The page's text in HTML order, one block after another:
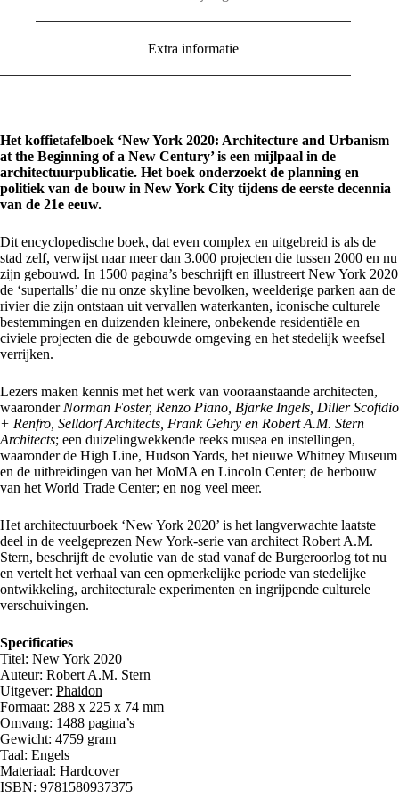
Extra informatie
Het koffietafelboek ‘New York 2020: Architecture and Urbanism
at the Beginning of a New Century’ is een mijlpaal in de
architectuurpublicatie. Het boek onderzoekt de planning en
politiek van de bouw in New York City tijdens de eerste decennia
van de 21e eeuw.
Dit encyclopedische boek, dat even complex en uitgebreid is als de
stad zelf, verwijst naar meer dan 3.000 projecten die tussen 2000 en nu
zijn gebouwd. In 1500 pagina’s beschrijft en illustreert New York 2020
de ‘supertalls’ die nu onze skyline bevolken, weelderige parken aan de
rivier die zijn ontstaan uit vervallen waterkanten, iconische culturele
bestemmingen en duizenden kleinere, onbekende residentiële en
civiele projecten die de gebouwde omgeving en het stedelijk weefsel
verrijken.
Lezers maken kennis met het werk van vooraanstaande architecten,
waaronder Norman Foster, Renzo Piano, Bjarke Ingels, Diller Scofidio
+ Renfro, Selldorf Architects, Frank Gehry en Robert A.M. Stern
Architects; een duizelingwekkende reeks musea en instellingen,
waaronder de High Line, Hudson Yards, het nieuwe Whitney Museum
en de uitbreidingen van het MoMA en Lincoln Center; de herbouw
van het World Trade Center; en nog veel meer.
Het architectuurboek ‘New York 2020’ is het langverwachte laatste
deel in de veelgeprezen New York-serie van architect Robert A.M.
Stern, beschrijft de evolutie van de stad vanaf de Burgeroorlog tot nu
en vertelt het verhaal van een opmerkelijke periode van stedelijke
ontwikkeling, architecturale experimenten en ingrijpende culturele
verschuivingen.
Specificaties
Titel: New York 2020
Auteur: Robert A.M. Stern
Uitgever: Phaidon
Formaat: 288 x 225 x 74 mm
Omvang: 1488 pagina’s
Gewicht: 4759 gram
Taal: Engels
Materiaal: Hardcover
ISBN: 9781580937375